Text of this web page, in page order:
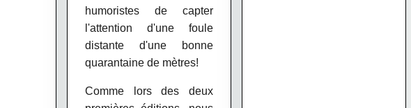
humoristes de capter
l'attention d'une foule
distante d'une bonne
quarantaine de mètres!
Comme lors des deux